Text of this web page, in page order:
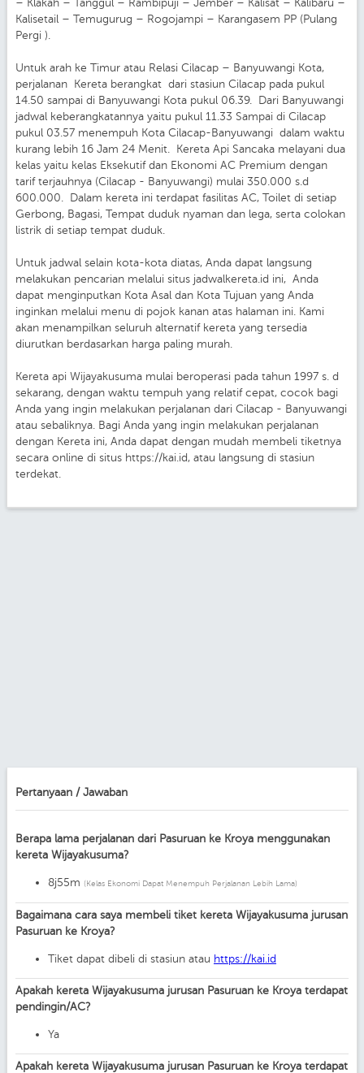
– Klakah – Tanggul – Rambipuji – Jember – Kalisat – Kalibaru –
Kalisetail – Temugurug – Rogojampi – Karangasem PP (Pulang
Pergi ).
Untuk arah ke Timur atau Relasi Cilacap – Banyuwangi Kota,
perjalanan Kereta berangkat dari stasiun Cilacap pada pukul
14.50 sampai di Banyuwangi Kota pukul 06.39. Dari Banyuwangi
jadwal keberangkatannya yaitu pukul 11.33 Sampai di Cilacap
pukul 03.57 menempuh Kota Cilacap-Banyuwangi dalam waktu
kurang lebih 16 Jam 24 Menit. Kereta Api Sancaka melayani dua
kelas yaitu kelas Eksekutif dan Ekonomi AC Premium dengan
tarif terjauhnya (Cilacap - Banyuwangi) mulai 350.000 s.d
600.000. Dalam kereta ini terdapat fasilitas AC, Toilet di setiap
Gerbong, Bagasi, Tempat duduk nyaman dan lega, serta colokan
listrik di setiap tempat duduk.
Untuk jadwal selain kota-kota diatas, Anda dapat langsung
melakukan pencarian melalui situs jadwalkereta.id ini, Anda
dapat menginputkan Kota Asal dan Kota Tujuan yang Anda
inginkan melalui menu di pojok kanan atas halaman ini. Kami
akan menampilkan seluruh alternatif kereta yang tersedia
diurutkan berdasarkan harga paling murah.
Kereta api Wijayakusuma mulai beroperasi pada tahun 1997 s. d
sekarang, dengan waktu tempuh yang relatif cepat, cocok bagi
Anda yang ingin melakukan perjalanan dari Cilacap - Banyuwangi
atau sebaliknya. Bagi Anda yang ingin melakukan perjalanan
dengan Kereta ini, Anda dapat dengan mudah membeli tiketnya
secara online di situs https://kai.id, atau langsung di stasiun
terdekat.
Pertanyaan / Jawaban
Berapa lama perjalanan dari Pasuruan ke Kroya menggunakan
kereta Wijayakusuma?
8j55m (Kelas Ekonomi Dapat Menempuh Perjalanan Lebih Lama)
Bagaimana cara saya membeli tiket kereta Wijayakusuma jurusan
Pasuruan ke Kroya?
Tiket dapat dibeli di stasiun atau https://kai.id
Apakah kereta Wijayakusuma jurusan Pasuruan ke Kroya terdapat
pendingin/AC?
Ya
Apakah kereta Wijayakusuma jurusan Pasuruan ke Kroya terdapat